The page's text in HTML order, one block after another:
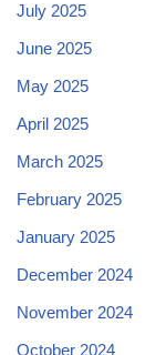
July 2025
June 2025
May 2025
April 2025
March 2025
February 2025
January 2025
December 2024
November 2024
October 2024